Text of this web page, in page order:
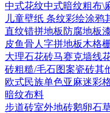
中式花纹中式暗纹粗布\
儿童壁纸 条纹彩绘涂鸦
直纹错拼地板 防腐地板
皮鱼骨人字拼地板木格
大理石花砖马赛克墙线
砖粗糙/毛石图案瓷砖其
欧式民族单色亚麻迷彩
暗纹布料
步道砖室外地砖鹅卵石